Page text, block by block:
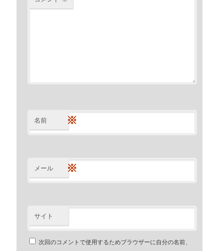
名前 ※
メール ※
サイト
次回のコメントで使用するためブラウザーに自分の名前、